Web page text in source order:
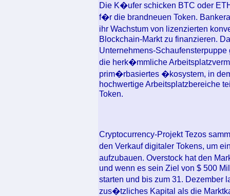
Die K�ufer schicken BTC oder
f�r die brandneuen Token.
ihr Wachstum von lizenzierten
Blockchain-Markt zu finanzieren.
Unternehmens-
die herk�mmliche
prim�rbasiertes �kosystem, in
hochwertige Arbeitsplatzbereiche
Token.
Cryptocurrency-Projekt Tezos
den Verkauf digitaler Tokens, um
aufzubauen. Overstock hat den
und wenn es sein Ziel von $ 500
starten und bis zum 31. Dezember
zus�tzliches Kapital als die